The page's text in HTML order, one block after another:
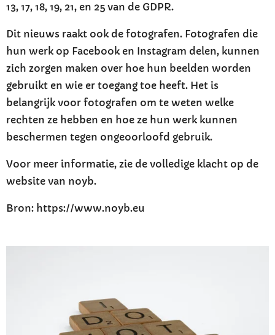
13, 17, 18, 19, 21, en 25 van de GDPR.
Dit nieuws raakt ook de fotografen. Fotografen die
hun werk op Facebook en Instagram delen, kunnen
zich zorgen maken over hoe hun beelden worden
gebruikt en wie er toegang toe heeft. Het is
belangrijk voor fotografen om te weten welke
rechten ze hebben en hoe ze hun werk kunnen
beschermen tegen ongeoorloofd gebruik.
Voor meer informatie, zie de volledige klacht op de
website van noyb.
Bron: https://www.noyb.eu